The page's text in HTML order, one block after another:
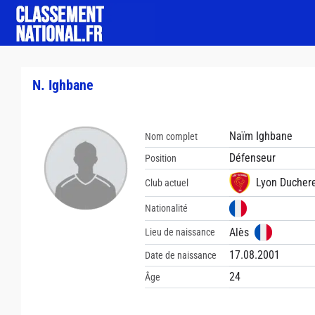
N. Ighbane
Nom complet Naïm Ighbane
Position Défenseur
Club actuel Lyon
Nationalité
Lieu de naissance Alès
Date de naissance 17.08.2001
Âge 24